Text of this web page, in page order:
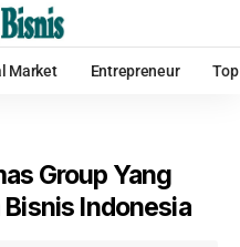
Market Entrepreneur
Group Yang
Indonesia